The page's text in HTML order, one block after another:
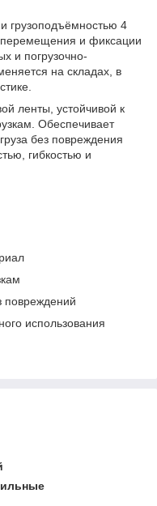
грузоподъёмностью 4
и фиксации
и погрузочно-
на складах, в
ленты, устойчивой к
Обеспечивает
без повреждения
гибкостью и
повреждений
использования